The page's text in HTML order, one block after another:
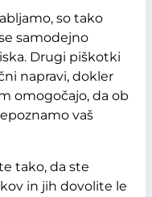
so tako
samodejno
Drugi piškotki
napravi, dokler
omogočajo, da ob
vaš
tako, da ste
in jih dovolite le